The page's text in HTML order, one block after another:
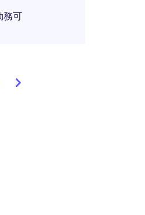
務可